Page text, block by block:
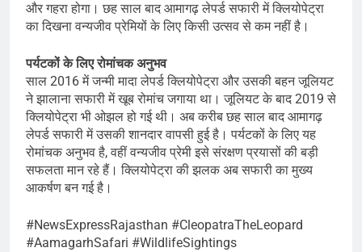
और गहरा होगा। छह साल बाद आमागढ़ लेपर्ड सफारी में क्लियोपेट्रा
का दिखना वन्यजीव प्रेमियों के लिए किसी उत्सव से कम नहीं है।
पर्यटकों के लिए रोमांचक अनुभव
साल 2016 में जन्मी मादा लेपर्ड क्लियोपेट्रा और उसकी बहन जूलियट
ने झालाना सफारी में खूब रोमांच जगाया था। जूलियट के बाद 2019 से
क्लियोपेट्रा भी ओझल हो गई थी। अब करीब छह साल बाद आमागढ़
लेपर्ड सफारी में उसकी शानदार वापसी हुई है। पर्यटकों के लिए यह
रोमांचक अनुभव है, वहीं वन्यजीव प्रेमी इसे संरक्षण प्रयासों की बड़ी
सफलता मान रहे हैं। क्लियोपेट्रा की झलक अब सफारी का मुख्य
आकर्षण बन गई है।
#NewsExpressRajasthan #CleopatraTheLeopard
#AamagarhSafari #WildlifeSightings